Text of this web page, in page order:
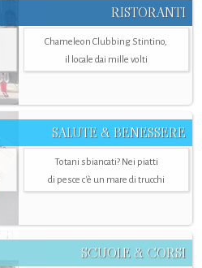
RISTORANTI
Chameleon Clubbing Stintino,
il locale dai mille volti
SALUTE & BENESSERE
Totani sbiancati? Nei piatti
di pesce c'è un mare di trucchi
SCUOLE & CORSI